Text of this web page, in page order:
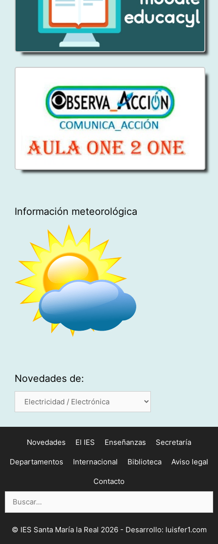
Información meteorológica
Novedades de:
Novedades
de:
Novedades El IES Enseñanzas Secretaría
Departamentos Internacional Biblioteca Aviso legal
Contacto
Buscar:
© IES Santa María la Real 2026 - Desarrollo: luisfer1.com